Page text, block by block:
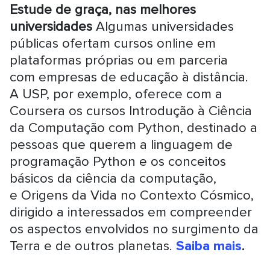
Estude de graça, nas melhores
universidades Algumas universidades
públicas ofertam cursos online em
plataformas próprias ou em parceria
com empresas de educação à distância.
A USP, por exemplo, oferece com a
Coursera os cursos Introdução à Ciência
da Computação com Python, destinado a
pessoas que querem a linguagem de
programação Python e os conceitos
básicos da ciência da computação,
e Origens da Vida no Contexto Cósmico,
dirigido a interessados em compreender
os aspectos envolvidos no surgimento da
Terra e de outros planetas.Saiba mais.